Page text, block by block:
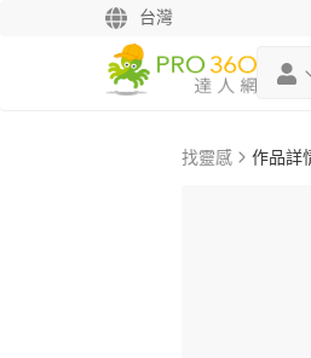
台灣
找靈感 作品詳